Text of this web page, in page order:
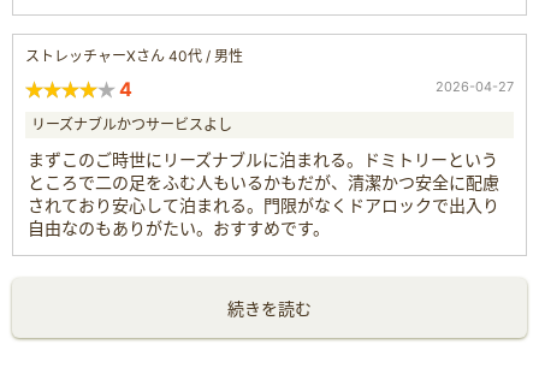
ストレッチャーXさん 40代 / 男性
4 2026-04-27
リーズナブルかつサービスよし
まずこのご時世にリーズナブルに泊まれる。ドミトリーという
ところで二の足をふむ人もいるかもだが、清潔かつ安全に配慮
されており安心して泊まれる。門限がなくドアロックで出入り
自由なのもありがたい。おすすめです。
続きを読む